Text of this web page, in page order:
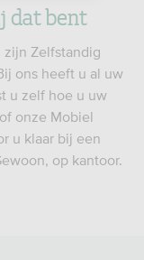
dat bent
zijn Zelfstandig
ons heeft u al uw
u zelf hoe u uw
onze Mobiel
u klaar bij een
op kantoor.